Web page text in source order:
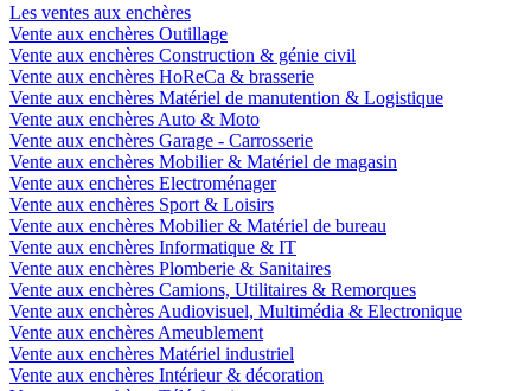
Les ventes aux enchères
Vente aux enchères Outillage
Vente aux enchères Construction & génie civil
Vente aux enchères HoReCa & brasserie
Vente aux enchères Matériel de manutention & Logistique
Vente aux enchères Auto & Moto
Vente aux enchères Garage - Carrosserie
Vente aux enchères Mobilier & Matériel de magasin
Vente aux enchères Electroménager
Vente aux enchères Sport & Loisirs
Vente aux enchères Mobilier & Matériel de bureau
Vente aux enchères Informatique & IT
Vente aux enchères Plomberie & Sanitaires
Vente aux enchères Camions, Utilitaires & Remorques
Vente aux enchères Audiovisuel, Multimédia & Electronique
Vente aux enchères Ameublement
Vente aux enchères Matériel industriel
Vente aux enchères Intérieur & décoration